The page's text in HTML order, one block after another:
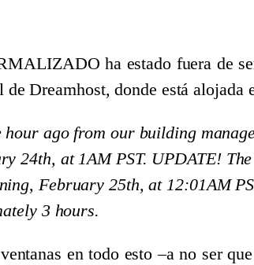
ha estado fuera de
Dreamhost, donde está alojada
hour ago from our building
24th, at 1AM PST. UPDATE!
February 25th, at 12:01AM
3 hours.
en todo esto –a no ser